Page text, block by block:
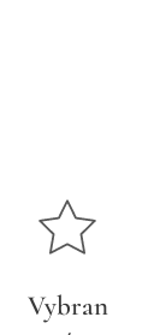
Vybran